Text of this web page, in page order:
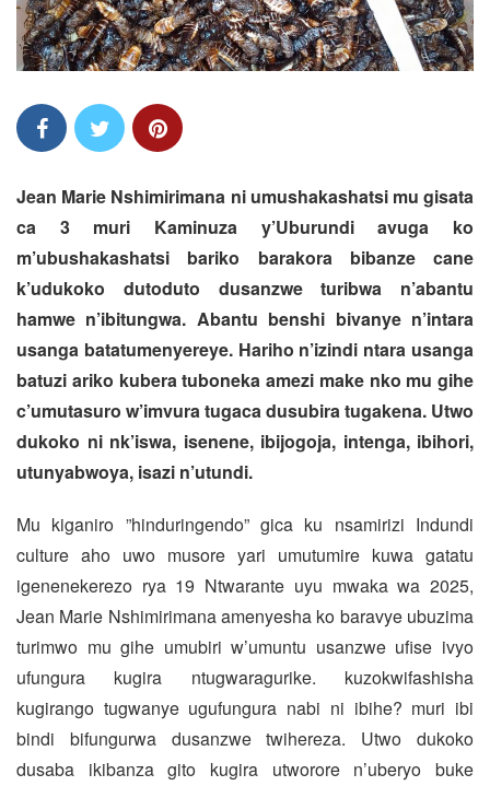
Jean Marie Nshimirimana ni umushakashatsi mu gisata
ca 3 muri Kaminuza y’Uburundi avuga ko
m’ubushakashatsi bariko barakora bibanze cane
k’udukoko dutoduto dusanzwe turibwa n’abantu
hamwe n’ibitungwa. Abantu benshi bivanye n’intara
usanga batatumenyereye. Hariho n’izindi ntara usanga
batuzi ariko kubera tuboneka amezi make nko mu gihe
c’umutasuro w’imvura tugaca dusubira tugakena. Utwo
dukoko ni nk’iswa, isenene, ibijogoja, intenga, ibihori,
utunyabwoya, isazi n’utundi.
Mu kiganiro ”hinduringendo” gica ku nsamirizi Indundi
culture aho uwo musore yari umutumire kuwa gatatu
igenenekerezo rya 19 Ntwarante uyu mwaka wa 2025,
Jean Marie Nshimirimana amenyesha ko baravye ubuzima
turimwo mu gihe umubiri w’umuntu usanzwe ufise ivyo
ufungura kugira ntugwaragurike. kuzokwifashisha
kugirango tugwanye ugufungura nabi ni ibihe? muri ibi
bindi bifungurwa dusanzwe twihereza. Utwo dukoko
dusaba ikibanza gito kugira utworore n’uberyo buke